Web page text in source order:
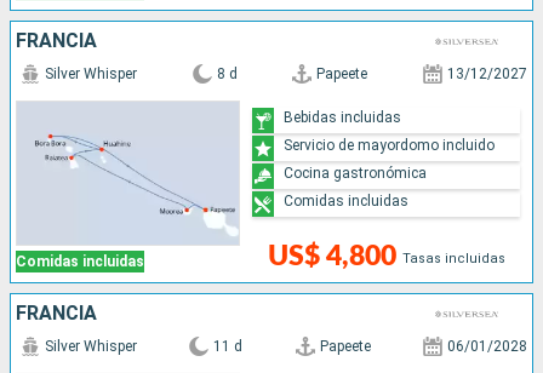
FRANCIA
Comidas incluidas
Silver Whisper 8 d Papeete 13/12/2027
US$ 4,800 Tasas incluidas
Bebidas incluidas
Servicio de mayordomo incluido
Cocina gastronómica
Comidas incluidas
FRANCIA
Silver Whisper 11 d Papeete 06/01/2028